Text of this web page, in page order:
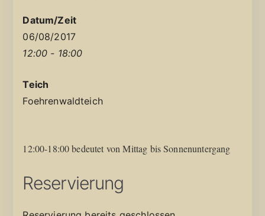
Datum/Zeit
06/08/2017
12:00 - 18:00
Teich
Foehrenwaldteich
12:00-18:00 bedeutet von Mittag bis Sonnenuntergang
Reservierung